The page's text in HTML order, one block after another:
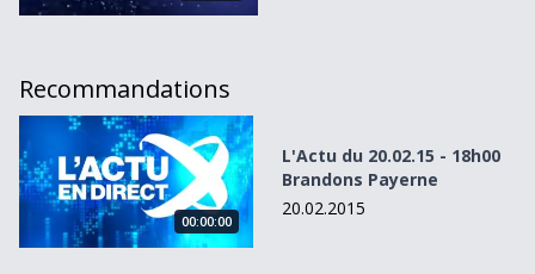
Recommandations
L&#039;Actu du 20.02.15 - 18h00 Brandons Payerne
00:00:00
L'Actu du 20.02.15 - 18h00
Brandons Payerne
20.02.2015